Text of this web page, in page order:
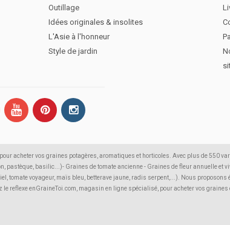
Outillage
Idées originales & insolites
L'Asie à l'honneur
Style de jardin
acheter vos graines potagères, aromatiques et horticoles. Avec plus de 550
pastèque, basilic...)- Graines de tomate ancienne - Graines de fleur annuelle
tomate voyageur, maïs bleu, betterave jaune, radis serpent,...). Nous
le reflexe enGraineToi.com, magasin en ligne spécialisé, pour acheter vos